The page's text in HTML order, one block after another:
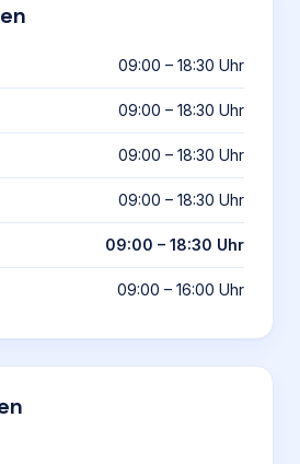
09:00 – 18:30 Uhr
09:00 – 18:30 Uhr
09:00 – 18:30 Uhr
09:00 – 18:30 Uhr
09:00 – 18:30 Uhr
09:00 – 16:00 Uhr